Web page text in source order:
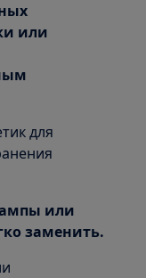
или
для
или
заменить.